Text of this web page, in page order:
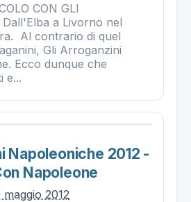
CON GLI
Dall'Elba a Livorno nel
Al contrario di quel
Gli Arroganzini
Ecco dunque che
e...
Napoleoniche 2012 -
Napoleone
2012